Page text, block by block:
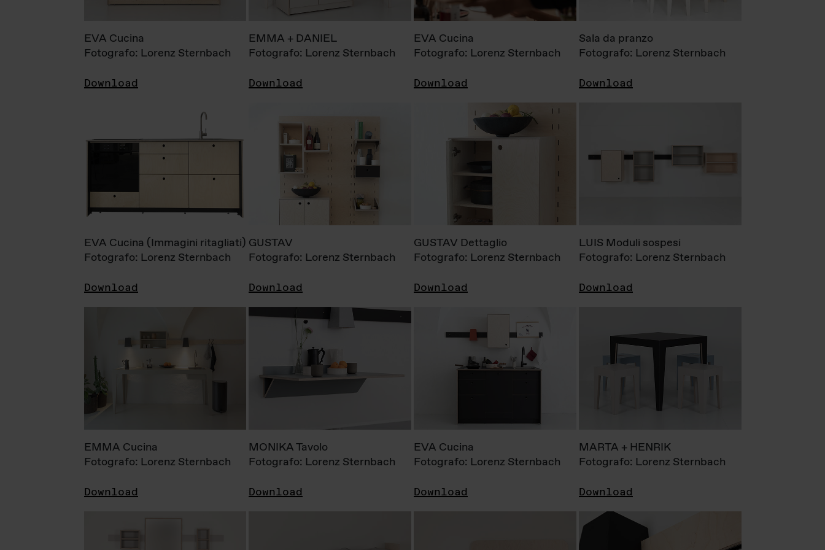
EVA Cucina
Fotografo: Lorenz Sternbach
Download
EMMA + DANIEL
Fotografo: Lorenz Sternbach
Download
EVA Cucina
Fotografo: Lorenz Sternbach
Download
Sala da pranzo
Fotografo: Lorenz Sternbach
Download
EVA Cucina (Immagini ritagliati)
Fotografo: Lorenz Sternbach
Download
GUSTAV
Fotografo: Lorenz Sternbach
Download
GUSTAV Dettaglio
Fotografo: Lorenz Sternbach
Download
LUIS Moduli sospesi
Fotografo: Lorenz Sternbach
Download
EMMA Cucina
Fotografo: Lorenz Sternbach
Download
MONIKA Tavolo
Fotografo: Lorenz Sternbach
Download
EVA Cucina
Fotografo: Lorenz Sternbach
Download
MARTA + HENRIK
Fotografo: Lorenz Sternbach
Download